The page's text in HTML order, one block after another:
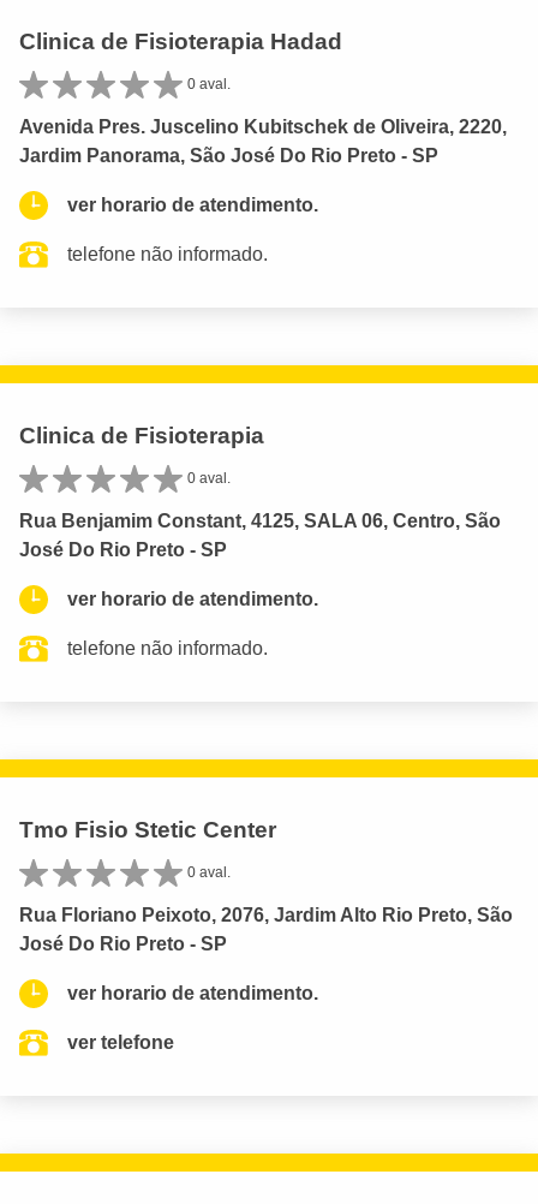
Clinica de Fisioterapia Hadad
0 aval.
Avenida Pres. Juscelino Kubitschek de Oliveira, 2220,
Jardim Panorama, São José Do Rio Preto - SP
ver horario de atendimento.
telefone não informado.
Clinica de Fisioterapia
0 aval.
Rua Benjamim Constant, 4125, SALA 06, Centro, São
José Do Rio Preto - SP
ver horario de atendimento.
telefone não informado.
Tmo Fisio Stetic Center
0 aval.
Rua Floriano Peixoto, 2076, Jardim Alto Rio Preto, São
José Do Rio Preto - SP
ver horario de atendimento.
ver telefone